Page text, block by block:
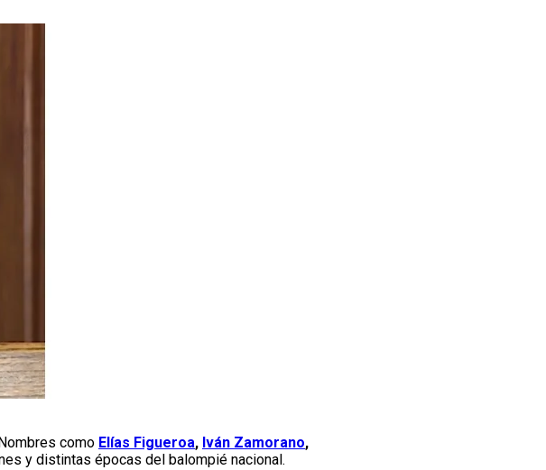
como Elías Figueroa, Iván Zamorano,
y distintas épocas del balompié nacional.